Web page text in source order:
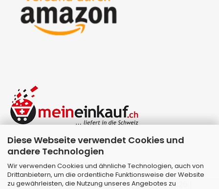
Diese Webseite verwendet Cookies und
andere Technologien
Wir verwenden Cookies und ähnliche Technologien, auch von
Drittanbietern, um die ordentliche Funktionsweise der Website
zu gewährleisten, die Nutzung unseres Angebotes zu
Webshop erstellenmit Gambio.de © 2026 |